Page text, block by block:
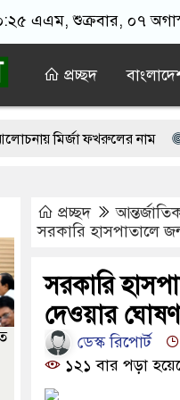
এএম, শুক্রবার, ০৭
প্রচ্ছদ
ফখরুলের নাম শেখ
মেয়েদের আপত্তিকর ছবি তুলে
কাদের সিদ্দিকী
আয়োজন করলেন বৃদ্ধ
প্রচ্ছদ
সরকারি হাসপাতালে
সরকারি
দেওয়ার
ডেস্ক রিপোর্ট
১২১ বার পড়া